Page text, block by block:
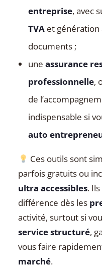
entreprise, avec
TVA et
documents ;
uneassurance
professionnelle,
de
indispensable si
auto
Ces outils sont
parfois gratuits ou
ultra accessibles.
différence dès les
activité, surtout si
service structuré,
vous faire
marché.